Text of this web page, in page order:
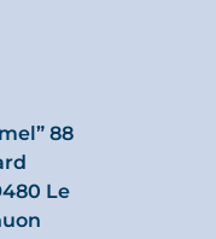
88
Le